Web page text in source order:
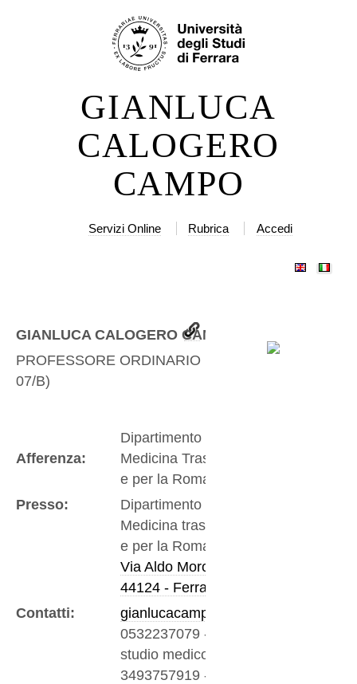
navigazione
GIANLUCA
CALOGERO
CAMPO
Servizi Online Rubrica Accedi
GIANLUCA CALOGERO CAMPO
PROFESSORE ORDINARIO
07/B)
Afferenza:
Dipartimento di
Medicina Traslazionale
e per la Romagna
Presso:
Dipartimento di
Medicina traslazionale
e per la Romagna
Via Aldo Moro 8
44124 - Ferrara
Contatti:
gianlucacampo@unife.it
0532237079 -
studio medico
3493757919 -